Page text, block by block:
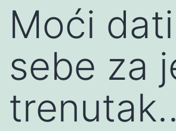
Moći dati
sebe za